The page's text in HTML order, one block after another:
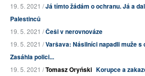
19. 5. 2021 /Já tímto žádám o ochranu. Já a
Palestinců
19. 5. 2021 /Češi v nerovnováze
19. 5. 2021 /Varšava: Násilníci napadli muže
Zasáhla polici...
19. 5. 2021 /Tomasz Oryński Korupce a